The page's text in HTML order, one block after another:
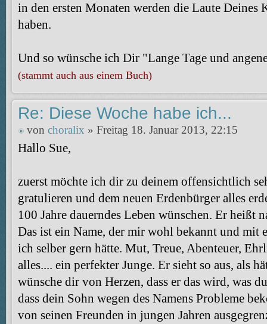
in den ersten Monaten werden die Laute
haben.
Und so wünsche ich Dir "Lange Tage und
(stammt auch aus einem Buch)
Re: Diese Woche habe ich...
von choralix » Freitag 18. Januar 2013, 22:15
Hallo Sue,
zuerst möchte ich dir zu deinem offensichtlich
gratulieren und dem neuen Erdenbürger alles
100 Jahre dauerndes Leben wünschen. Er heißt
Das ist ein Name, der mir wohl bekannt und mit
ich selber gern hätte. Mut, Treue, Abenteuer,
alles.... ein perfekter Junge. Er sieht so aus, als
wünsche dir von Herzen, dass er das wird, was
dass dein Sohn wegen des Namens Probleme
von seinen Freunden in jungen Jahren